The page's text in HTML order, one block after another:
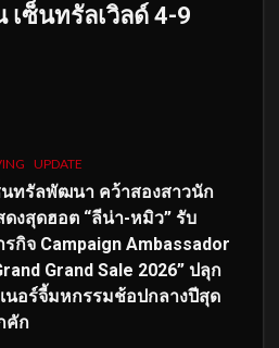
เซ็นทรัลเวิลด์ 4-9
UPDATE
นทรัลพัฒนา คว้าสองสาวนัก
ดงสุดฮอต “ลีน่า-หมิว” รับ
รกิจ Campaign Ambassador
Grand Sale 2026” ปลุก
เนอร์จี้มหกรรมช้อปกลางปีสุด
คัก